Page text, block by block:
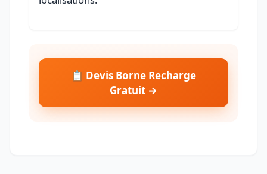
📋 Devis Borne Recharge
Gratuit →